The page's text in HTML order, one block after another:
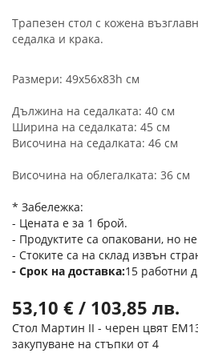
Трапезен стол с кожена
седалка и крака.
Размери: 49x56x83h см
Дължина на седалката: 40 см
Ширина на седалката: 45 см
Височина на седалката: 46 см
Височина на облегалката: 36 см
* Забележка:
- Цената е за 1 брой.
- Продуктите са опаковани, но
- Стоките са на склад извън
Срок на доставка 15 работни
53,10 € / 103,85 лв.
Стол Мартин II - черен цвят
закупуване на стъпки от 4